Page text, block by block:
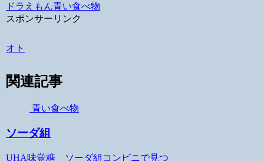
ドラえもん青い食べ物
スポンサーリンク
オト
関連記事
青い食べ物
ソーダ組
UHA味覚糖 ソーダ組コンビニで見つ